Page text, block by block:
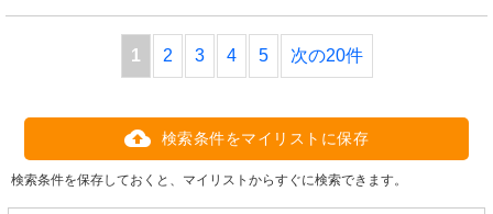
1 2 3 4 5 次の20件
検索条件をマイリストに保存
検索条件を保存しておくと、マイリストからすぐに検索できます。